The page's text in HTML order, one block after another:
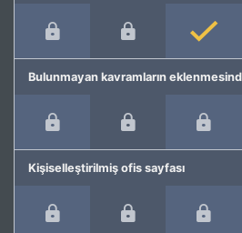
Bulunmayan kavramların
Kişiselleştirilmiş ofis sayfası